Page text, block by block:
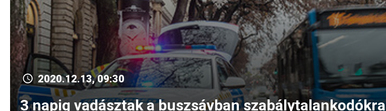
2020.12.13, 09:30
3 napig vadásztak a buszsávban szabálytalankodókra